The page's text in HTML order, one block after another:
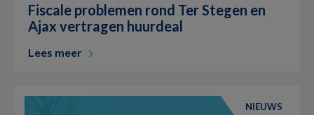
Fiscale problemen rond Ter Stegen en
Ajax vertragen huurdeal
Lees meer
NIEUWS